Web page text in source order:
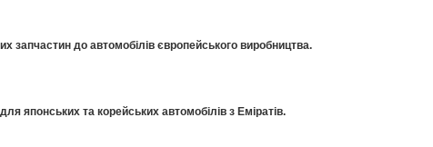
запчастин до автомобілів європейського виробництва.
японських та корейських автомобілів з Еміратів.